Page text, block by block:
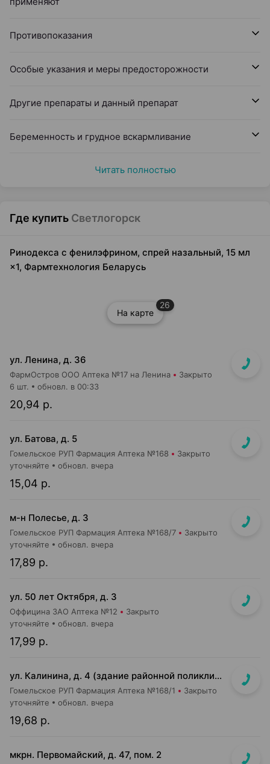
Противопоказания
Особые указания и меры предосторожности
Другие препараты и данный препарат
Беременность и грудное вскармливание
Читать полностью
Где купить Светлогорск
Ринодекса с фенилэфрином, спрей назальный, 15 мл
×1, Фармтехнология Беларусь
На карте
26
ул. Ленина, д. 36
ФармОстров ООО Аптека №17 на Ленина Закрыто
20,94 р.
6 шт. обновл. в 00:33
ул. Батова, д. 5
Гомельское РУП Фармация Аптека №168 Закрыто
15,04 р.
уточняйте обновл. вчера
м-н Полесье, д. 3
Гомельское РУП Фармация Аптека №168/7 Закрыто
17,89 р.
уточняйте обновл. вчера
ул. 50 лет Октября, д. 3
Оффицина ЗАО Аптека №12 Закрыто
17,99 р.
уточняйте обновл. вчера
ул. Калинина, д. 4 (здание районной поликлиники)
Гомельское РУП Фармация Аптека №168/1 Закрыто
19,68 р.
уточняйте обновл. вчера
мкрн. Первомайский, д. 47, пом. 2